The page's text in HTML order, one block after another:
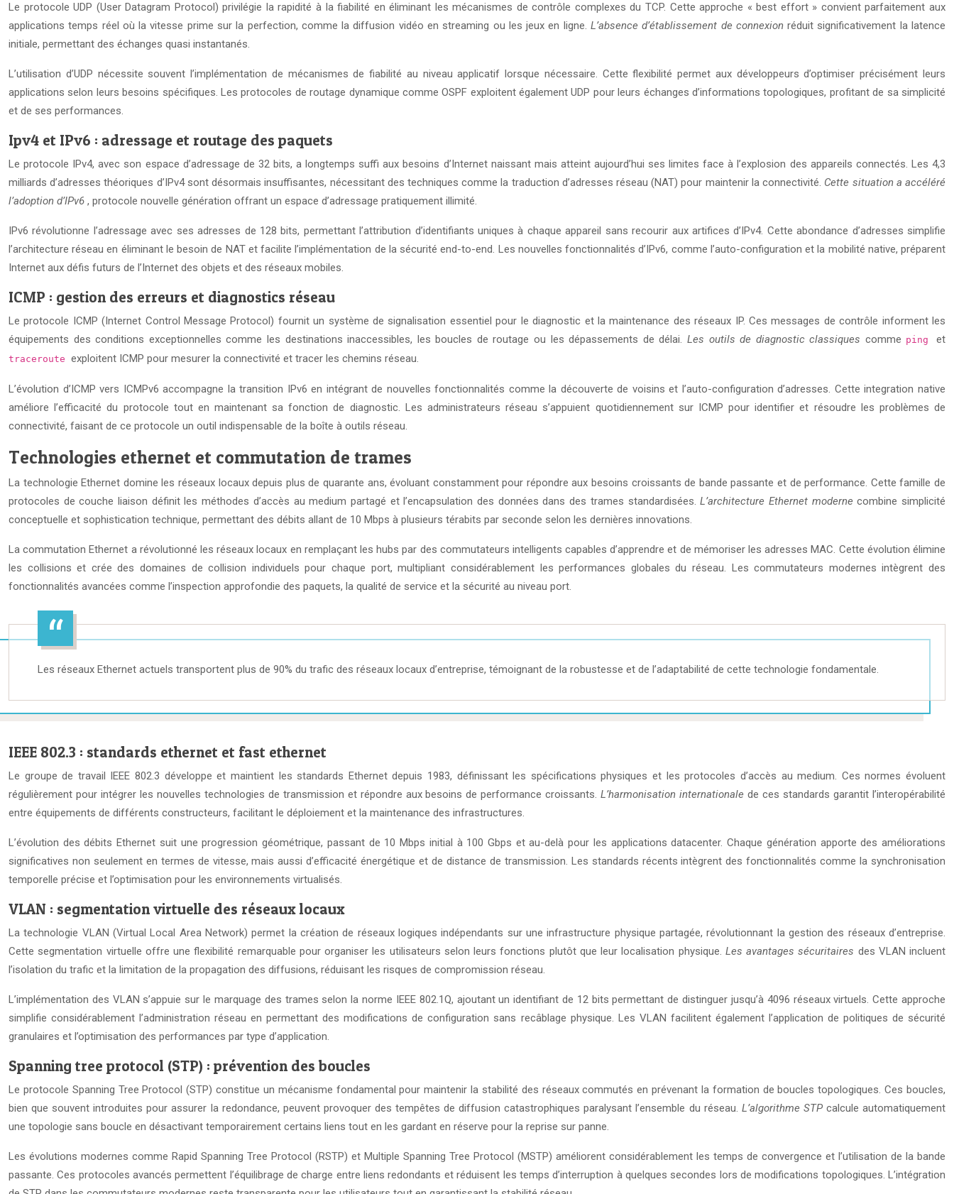
Le protocole UDP (User Datagram Protocol) privilégie la rapidité à la fiabilité en éliminant les mécanismes de contrôle complexes du TCP. Cette approche « best effort » convient parfaitement aux
applications temps réel où la vitesse prime sur la perfection, comme la diffusion vidéo en streaming ou les jeux en ligne. L’absence d’établissement de connexionréduit significativement la latence
initiale, permettant des échanges quasi instantanés.
L’utilisation d’UDP nécessite souvent l’implémentation de mécanismes de fiabilité au niveau applicatif lorsque nécessaire. Cette flexibilité permet aux développeurs d’optimiser précisément leurs
applications selon leurs besoins spécifiques. Les protocoles de routage dynamique comme OSPF exploitent également UDP pour leurs échanges d’informations topologiques, profitant de sa simplicité
et de ses performances.
Ipv4 et IPv6 : adressage et routage des paquets
Le protocole IPv4, avec son espace d’adressage de 32 bits, a longtemps suffi aux besoins d’Internet naissant mais atteint aujourd’hui ses limites face à l’explosion des appareils connectés. Les 4,3
milliards d’adresses théoriques d’IPv4 sont désormais insuffisantes, nécessitant des techniques comme la traduction d’adresses réseau (NAT) pour maintenir la connectivité. Cette situation a accéléré
l’adoption d’IPv6 , protocole nouvelle génération offrant un espace d’adressage pratiquement illimité.
IPv6 révolutionne l’adressage avec ses adresses de 128 bits, permettant l’attribution d’identifiants uniques à chaque appareil sans recourir aux artifices d’IPv4. Cette abondance d’adresses simplifie
l’architecture réseau en éliminant le besoin de NAT et facilite l’implémentation de la sécurité end-to-end. Les nouvelles fonctionnalités d’IPv6, comme l’auto-configuration et la mobilité native, préparent
Internet aux défis futurs de l’Internet des objets et des réseaux mobiles.
ICMP : gestion des erreurs et diagnostics réseau
Le protocole ICMP (Internet Control Message Protocol) fournit un système de signalisation essentiel pour le diagnostic et la maintenance des réseaux IP. Ces messages de contrôle informent les
équipements des conditions exceptionnelles comme les destinations inaccessibles, les boucles de routage ou les dépassements de délai. Les outils de diagnostic classiques comme pinget
traceroute exploitent ICMP pour mesurer la connectivité et tracer les chemins réseau.
L’évolution d’ICMP vers ICMPv6 accompagne la transition IPv6 en intégrant de nouvelles fonctionnalités comme la découverte de voisins et l’auto-configuration d’adresses. Cette integration native
améliore l’efficacité du protocole tout en maintenant sa fonction de diagnostic. Les administrateurs réseau s’appuient quotidiennement sur ICMP pour identifier et résoudre les problèmes de
connectivité, faisant de ce protocole un outil indispensable de la boîte à outils réseau.
Technologies ethernet et commutation de trames
La technologie Ethernet domine les réseaux locaux depuis plus de quarante ans, évoluant constamment pour répondre aux besoins croissants de bande passante et de performance. Cette famille de
protocoles de couche liaison définit les méthodes d’accès au medium partagé et l’encapsulation des données dans des trames standardisées.L’architecture Ethernet modernecombine simplicité
conceptuelle et sophistication technique, permettant des débits allant de 10 Mbps à plusieurs térabits par seconde selon les dernières innovations.
La commutation Ethernet a révolutionné les réseaux locaux en remplaçant les hubs par des commutateurs intelligents capables d’apprendre et de mémoriser les adresses MAC. Cette évolution élimine
les collisions et crée des domaines de collision individuels pour chaque port, multipliant considérablement les performances globales du réseau. Les commutateurs modernes intègrent des
fonctionnalités avancées comme l’inspection approfondie des paquets, la qualité de service et la sécurité au niveau port.
Les réseaux Ethernet actuels transportent plus de 90% du trafic des réseaux locaux d’entreprise, témoignant de la robustesse et de l’adaptabilité de cette technologie fondamentale.
IEEE 802.3 : standards ethernet et fast ethernet
Le groupe de travail IEEE 802.3 développe et maintient les standards Ethernet depuis 1983, définissant les spécifications physiques et les protocoles d’accès au medium. Ces normes évoluent
régulièrement pour intégrer les nouvelles technologies de transmission et répondre aux besoins de performance croissants.L’harmonisation internationalede ces standards garantit l’interopérabilité
entre équipements de différents constructeurs, facilitant le déploiement et la maintenance des infrastructures.
L’évolution des débits Ethernet suit une progression géométrique, passant de 10 Mbps initial à 100 Gbps et au-delà pour les applications datacenter. Chaque génération apporte des améliorations
significatives non seulement en termes de vitesse, mais aussi d’efficacité énergétique et de distance de transmission. Les standards récents intègrent des fonctionnalités comme la synchronisation
temporelle précise et l’optimisation pour les environnements virtualisés.
VLAN : segmentation virtuelle des réseaux locaux
La technologie VLAN (Virtual Local Area Network) permet la création de réseaux logiques indépendants sur une infrastructure physique partagée, révolutionnant la gestion des réseaux d’entreprise.
Cette segmentation virtuelle offre une flexibilité remarquable pour organiser les utilisateurs selon leurs fonctions plutôt que leur localisation physique. Les avantages sécuritaires des VLAN incluent
l’isolation du trafic et la limitation de la propagation des diffusions, réduisant les risques de compromission réseau.
L’implémentation des VLAN s’appuie sur le marquage des trames selon la norme IEEE 802.1Q, ajoutant un identifiant de 12 bits permettant de distinguer jusqu’à 4096 réseaux virtuels. Cette approche
simplifie considérablement l’administration réseau en permettant des modifications de configuration sans recâblage physique. Les VLAN facilitent également l’application de politiques de sécurité
granulaires et l’optimisation des performances par type d’application.
Spanning tree protocol (STP) : prévention des boucles
Le protocole Spanning Tree Protocol (STP) constitue un mécanisme fondamental pour maintenir la stabilité des réseaux commutés en prévenant la formation de boucles topologiques. Ces boucles,
bien que souvent introduites pour assurer la redondance, peuvent provoquer des tempêtes de diffusion catastrophiques paralysant l’ensemble du réseau. L’algorithme STP calcule automatiquement
une topologie sans boucle en désactivant temporairement certains liens tout en les gardant en réserve pour la reprise sur panne.
Les évolutions modernes comme Rapid Spanning Tree Protocol (RSTP) et Multiple Spanning Tree Protocol (MSTP) améliorent considérablement les temps de convergence et l’utilisation de la bande
passante. Ces protocoles avancés permettent l’équilibrage de charge entre liens redondants et réduisent les temps d’interruption à quelques secondes lors de modifications topologiques. L’intégration